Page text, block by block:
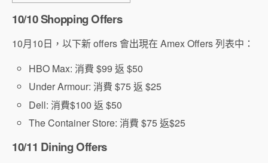
10/10 Shopping Offers
10月10日，以下新 offers 會出現在 Amex Offers 列表中：
HBO Max: 消費 $99 返 $50
Under Armour: 消費 $75 返 $25
Dell: 消費$100 返 $50
The Container Store: 消費 $75 返$25
10/11 Dining Offers